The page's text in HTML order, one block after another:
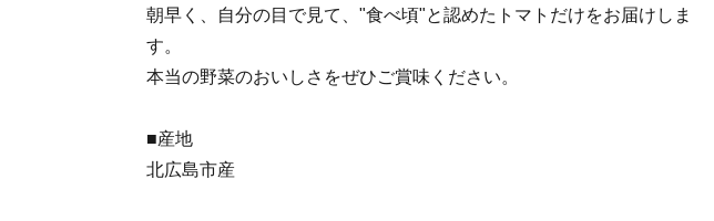
朝早く、自分の目で見て、"食べ頃"と認めたトマトだけをお届けしま
す。
本当の野菜のおいしさをぜひご賞味ください。
■産地
北広島市産